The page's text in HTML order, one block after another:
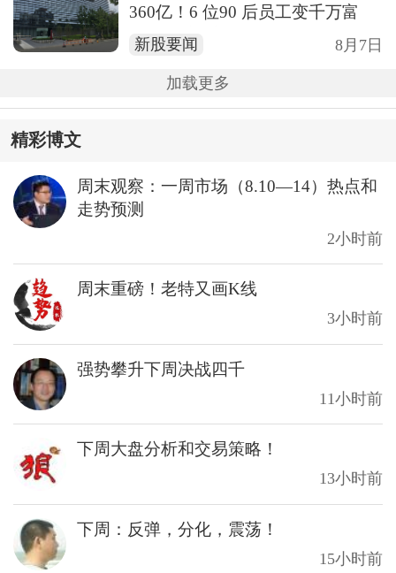
360亿！6 位90 后员工变千万富
翁！隔壁的梁文锋也上船了！
新股要闻 8月7日
加载更多
精彩博文
周末观察：一周市场（8.10—14）热点和
走势预测
2小时前
周末重磅！老特又画K线
3小时前
强势攀升下周决战四千
11小时前
下周大盘分析和交易策略！
13小时前
下周：反弹，分化，震荡！
15小时前